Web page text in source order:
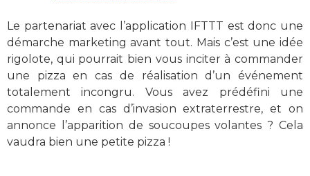
Le partenariat avec l’application IFTTT est donc une
démarche marketing avant tout. Mais c’est une idée
rigolote, qui pourrait bien vous inciter à commander
une pizza en cas de réalisation d’un événement
totalement incongru. Vous avez prédéfini une
commande en cas d’invasion extraterrestre, et on
annonce l’apparition de soucoupes volantes ? Cela
vaudra bien une petite pizza !